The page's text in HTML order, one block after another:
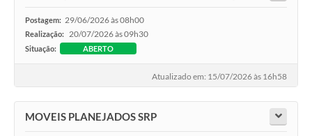
Postagem: 29/06/2026 às 08h00
Realização: 20/07/2026 às 09h30
Situação: ABERTO
Atualizado em: 15/07/2026 às 16h58
MOVEIS PLANEJADOS SRP